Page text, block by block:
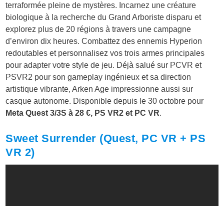
terraformée pleine de mystères. Incarnez une créature
biologique à la recherche du Grand Arboriste disparu et
explorez plus de 20 régions à travers une campagne
d’environ dix heures. Combattez des ennemis Hyperion
redoutables et personnalisez vos trois armes principales
pour adapter votre style de jeu. Déjà salué sur PCVR et
PSVR2 pour son gameplay ingénieux et sa direction
artistique vibrante, Arken Age impressionne aussi sur
casque autonome. Disponible depuis le 30 octobre pour
Meta Quest 3/3S à 28 €, PS VR2 et PC VR.
Sweet Surrender (Quest, PC VR + PS
VR 2)